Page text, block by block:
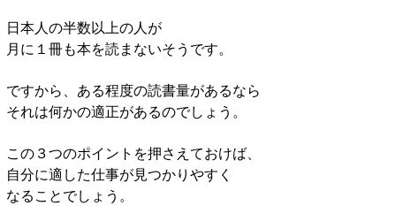
日本人の半数以上の人が
月に１冊も本を読まないそうです。
ですから、ある程度の読書量があるなら
それは何かの適正があるのでしょう。
この３つのポイントを押さえておけば、
自分に適した仕事が見つかりやすく
なることでしょう。